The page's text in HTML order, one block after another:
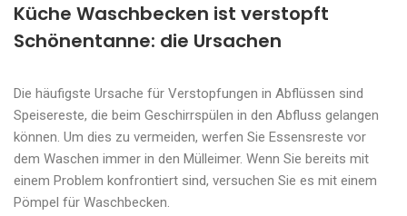
Küche Waschbecken ist verstopft
Schönentanne: die Ursachen
Die häufigste Ursache für Verstopfungen in Abflüssen sind
Speisereste, die beim Geschirrspülen in den Abfluss gelangen
können. Um dies zu vermeiden, werfen Sie Essensreste vor
dem Waschen immer in den Mülleimer. Wenn Sie bereits mit
einem Problem konfrontiert sind, versuchen Sie es mit einem
Pömpel für Waschbecken.